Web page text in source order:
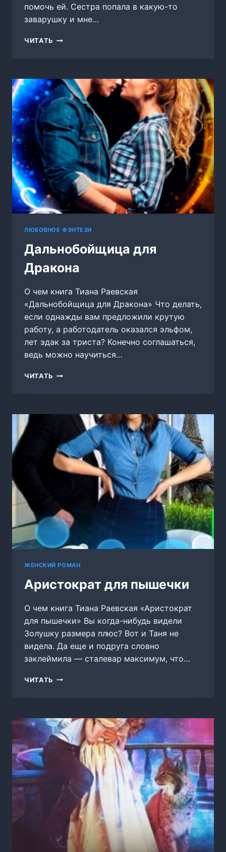
помочь ей. Сестра попала в какую-то
заварушку и мне…
ЧИТАТЬ ИЗМЕНА
ЛЮБОВНОЕ ФЭНТЕЗИ
Дальнобойщица для
Дракона
О чем книга Тиана Раевская
«Дальнобойщица для Дракона» Что делать,
если однажды вам предложили крутую
работу, а работодатель оказался эльфом,
лет эдак за триста? Конечно соглашаться,
ведь можно научиться…
ЧИТАТЬ ДАЛЬНОБОЙЩИЦА
ЖЕНСКИЙ РОМАН
Аристократ для пышечки
О чем книга Тиана Раевская «Аристократ
для пышечки» Вы когда-нибудь видели
Золушку размера плюс? Вот и Таня не
видела. Да еще и подруга словно
заклеймила — сталевар максимум, что…
ЧИТАТЬ АРИСТОКРАТ